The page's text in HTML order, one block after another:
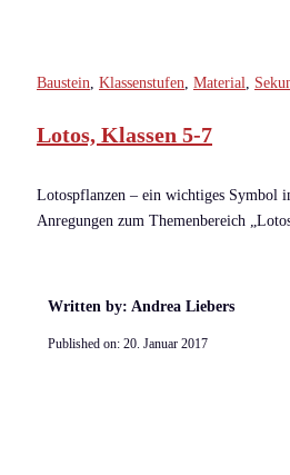
Baustein Klassenstufen Material
Lotos, Klassen 5-7
Lotospflanzen – ein wichtiges Symbol
Anregungen zum Themenbereich
Written by: Andrea Liebers
Published on: 20. Januar 2017